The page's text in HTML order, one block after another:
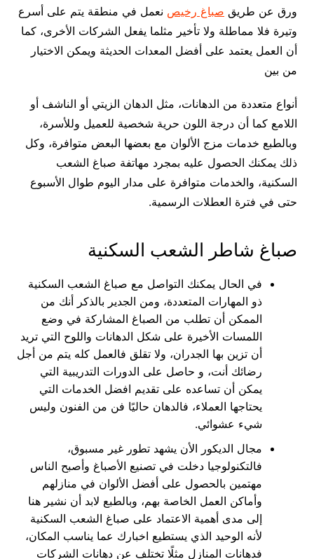
ورق عن طريق صباغ رخيص نعمل في منطقة يتم على أسرع
وتيرة فلا مماطلة ولا تأخير مثلما يفعل الشركات الأخرى، كما
أن العمل يعتمد على أفضل المعدات الحديثة ويمكن الاختيار
من بين
أنواع متعددة من الدهانات، مثل الدهان الزيتي أو الناشف أو
اللامع كما أن درجة اللون حرية شخصية للعميل وللأسرة،
وبالطبع خدمات مزج الألوان مع بعضها البعض متوافرة، وكل
ذلك يمكنك الحصول عليه بمجرد مهاتفة صباغ الشعب
السكنية، والخدمات متوافرة على مدار اليوم طوال الأسبوع
حتى في فترة العطلات الرسمية.
صباغ شاطر الشعب السكنية
في الحال يمكنك التواصل مع صباغ الشعب السكنية
ذو المهارات المتعددة، ومن الجدير بالذكر أنك من
الممكن أن تطلب من الصباغ المشاركة في وضع
اللمسات الأخيرة على شكل الدهانات واللوح التي تريد
أن تزين بها الجدران، ولا تقلق فالعمل كله يتم من أجل
رضائك أنت، و حاصل على الدورات التدريبية التي
يمكن أن تساعده على تقديم افضل الخدمات التي
يحتاجها العملاء، فالدهان حاليًا فن من الفنون وليس
شيء عشوائي.
مجال الديكور الأن يشهد تطور غير مسبوق،
فالتكنولوجيا دخلت في تصنيع الأصباغ وأصبح الناس
مهتمين بالحصول على أفضل الألوان في منازلهم
وأماكن العمل الخاصة بهم، وبالطبع لابد أن نشير هنا
إلى مدى أهمية الاعتماد على صباغ الشعب السكنية
لأنه الوحيد الذي يستطيع اخبارك عما يناسب المكان،
فدهانات المنازل مثلًا تختلف عن دهانات الشركات